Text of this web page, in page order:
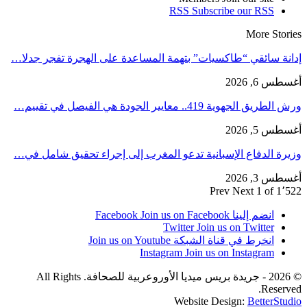
RSS Subscribe our RSS
More Stories
إدانة سائقي “طاكسيات” بتهمة المساعدة على الهجرة تفجر جدلا…
أغسطس 6, 2026
ورش الطريق الجهوية 419.. معايير الجودة هي الفيصل في تقييم…
أغسطس 5, 2026
وزيرة الدفاع الإسبانية تدعو المغرب إلى إجراء تحقيق شامل في…
أغسطس 3, 2026
Prev Next 1 of 1٬522
انضم إلينا Facebook Join us on Facebook
Twitter Join us on Twitter
انخرط في قناة الشبكة Join us on Youtube
Instagram Join us on Instagram
© 2026 - جريدة بريس ميديا الأوروعربية للصحافة. All Rights
Reserved.
Website Design: BetterStudio